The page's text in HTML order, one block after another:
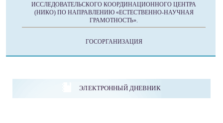
ИССЛЕДОВАТЕЛЬСКОГО КООРДИНАЦИОННОГО ЦЕНТРА
(НИКО) ПО НАПРАВЛЕНИЮ «ЕСТЕСТВЕННО-НАУЧНАЯ
ГРАМОТНОСТЬ».
ГОСОРГАНИЗАЦИЯ
ЭЛЕКТРОННЫЙ ДНЕВНИК